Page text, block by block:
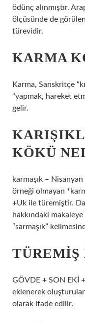
ödünç alınmıştır.
ölçüsünde de görülen كَلَمَ (kalama) “dedi” fiilinin bir
türevidir.
KARMA
Karma, Sanskritçe
“yapmak, hareket
gelir.
KÖKÜ
karmaşık –
örneği olmayan
+Uk ile türemiştir.
hakkındaki
“sarmaşık”
TÜREMIŞ
GÖVDE + SON EKİ
eklenerek
olarak ifade edilir.